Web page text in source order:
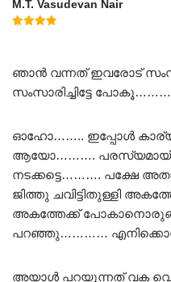
M.T. Vasudevan Nair
ഞാൻ വന്നത് ഇവരോട്
സംസാരിച്ചിട്ടേ
ഓഹോ…….. ഇപ്പോൾ
ആയോ……….
നടക്കട്ടെ………. പക്ഷേ
ജിത്തു ചവിട്ടിതുള്ളി
അകത്തേക്ക്
പറഞ്ഞു…………
അയാൾ പറയുന്നത് വക